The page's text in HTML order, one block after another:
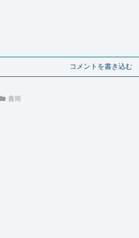
コメントを書き込む
書簡